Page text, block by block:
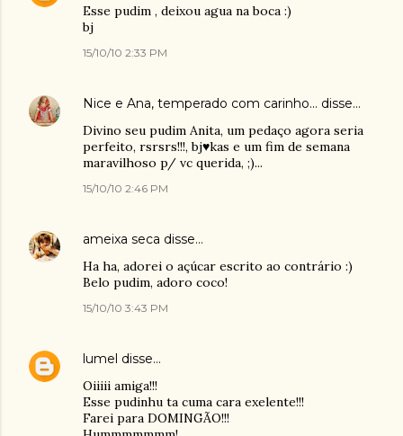
Esse pudim , deixou agua na boca :)
bj
15/10/10 2:33 PM
Nice e Ana, temperado com carinho... disse…
Divino seu pudim Anita, um pedaço agora seria
perfeito, rsrsrs!!!, bj♥kas e um fim de semana
maravilhoso p/ vc querida, ;)...
15/10/10 2:46 PM
ameixa seca disse…
Ha ha, adorei o açúcar escrito ao contrário :)
Belo pudim, adoro coco!
15/10/10 3:43 PM
lumel disse…
Oiiiii amiga!!!
Esse pudinhu ta cuma cara exelente!!!
Farei para DOMINGÃO!!!